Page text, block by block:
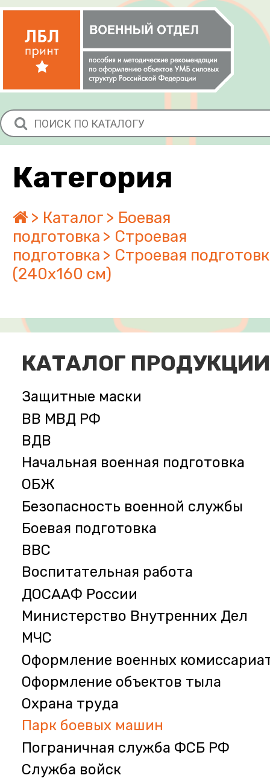
Категория
Каталог
Боевая
подготовка
Строевая
подготовка
Строевая
(240х160 см)
КАТАЛОГ ПРОДУКЦИИ
Защитные маски
ВВ МВД РФ
ВДВ
Начальная военная подготовка
ОБЖ
Безопасность военной службы
Боевая подготовка
ВВС
Воспитательная работа
ДОСААФ России
Министерство Внутренних Дел
МЧС
Оформление военных
Оформление объектов тыла
Охрана труда
Парк боевых машин
Пограничная служба ФСБ РФ
Служба войск